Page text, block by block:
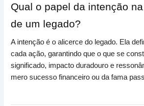
Qual o papel da intenção
de um legado?
A intenção é o alicerce do legado. Ela
cada ação, garantindo que o que se
significado, impacto duradouro e
mero sucesso financeiro ou da fama